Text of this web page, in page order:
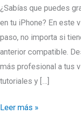
¿Sabías que puedes
en tu iPhone? En este
paso, no importa si
anterior compatible.
más profesional a tus
tutoriales y […]
Dual
Leer más »